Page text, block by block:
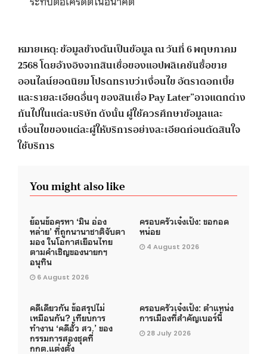
หมายเหตุ: ข้อมูลข้างต้นเป็นข้อมูล ณ วันที่ 6 พฤษภาคม
2568 โดยอ้างอิงจากสินเชื่อของแอปพลิเคชันซื้อขาย
ออนไลน์ยอดนิยม โปรดทราบว่าเงื่อนไข อัตราดอกเบี้ย
และรายละเอียดอื่นๆ ของสินเชื่อ Pay Later”อาจแตกต่าง
กันไปในแต่ละบริษัท ดังนั้น ผู้ใช้ควรศึกษาข้อมูลและ
เงื่อนไขของแต่ละผู้ให้บริการอย่างละเอียดก่อนตัดสินใจ
ใช้บริการ
You might also like
ย้อนข้อครหา ‘มิน อ่อง
หล่าย’ ที่ถูกนานาชาติจับตา
มอง ในโอกาสเยือนไทย
ตามคำเชิญของนายกฯ
อนุทิน
6 August 2026
ครอบครัวเจ๋งเป้ง: ขอกอด
หน่อย
4 August 2026
คดีเดียวกัน ข้อสรุปไม่
เหมือนกัน? เทียบการ
ทำงาน ‘คดีฮั้ว สว.’ ของ
กรรมการสองชุดที่
กกต.แต่งตั้ง
ครอบครัวเจ๋งเป้ง: ตำแหน่ง
การเมืองที่สำคัญเบอร์นี้
28 July 2026